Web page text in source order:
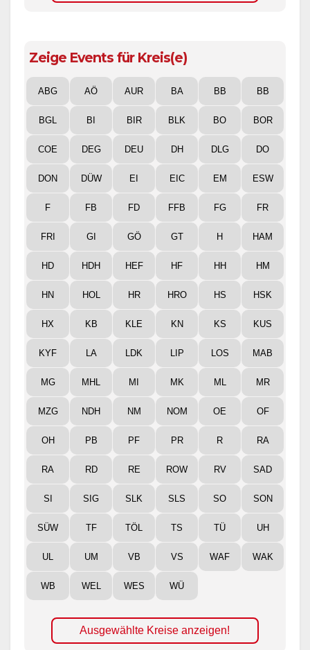
Zeige Events für Kreis(e)
ABG AÖ AUR BA BB BB
BGL BI BIR BLK BO BOR
COE DEG DEU DH DLG DO
DON DÜW EI EIC EM ESW
F FB FD FFB FG FR
FRI GI GÖ GT H HAM
HD HDH HEF HF HH HM
HN HOL HR HRO HS HSK
HX KB KLE KN KS KUS
KYF LA LDK LIP LOS MAB
MG MHL MI MK ML MR
MZG NDH NM NOM OE OF
OH PB PF PR R RA
RA RD RE ROW RV SAD
SI SIG SLK SLS SO SON
SÜW TF TÖL TS TÜ UH
UL UM VB VS WAF WAK
WB WEL WES WÜ
Ausgewählte Kreise anzeigen!